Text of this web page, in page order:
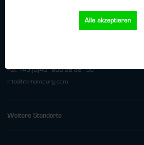
Fax: +49 (0)40 - 600 38 38 - 99
info@htk-hamburg.com
Weitere Standorte
Alle akzeptieren